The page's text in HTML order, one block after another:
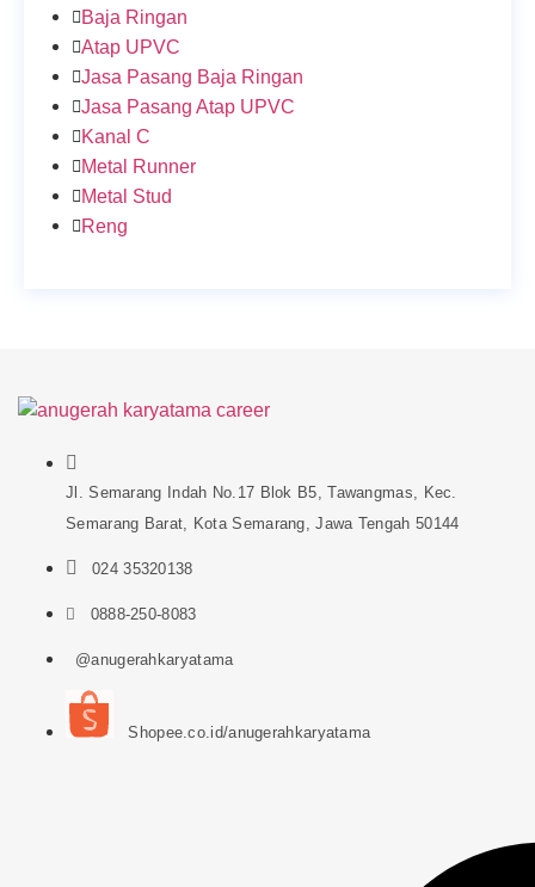
Baja Ringan
Atap UPVC
Jasa Pasang Baja Ringan
Jasa Pasang Atap UPVC
Kanal C
Metal Runner
Metal Stud
Reng
Jl. Semarang Indah No.17 Blok B5, Tawangmas, Kec.
Semarang Barat, Kota Semarang, Jawa Tengah 50144
024 35320138
0888-250-8083
@anugerahkaryatama
Shopee.co.id/anugerahkaryatama